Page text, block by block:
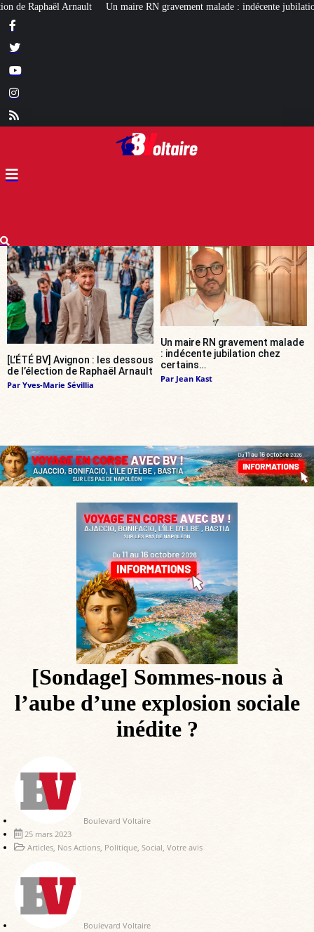
RN gravement malade : indécente jubilation chez certains… Affaire
[L’ÉTÉ BV] Avignon : les dessous
de l’élection de Raphaël Arnault
Par Yves-Marie Sévillia
Un maire RN gravement malade
: indécente jubilation chez
certains…
Par Jean Kast
[Sondage] Sommes-nous à
l’aube d’une explosion sociale
inédite ?
Boulevard Voltaire
25 mars 2023
Articles, Nos Actions, Politique, Social, Votre avis
Boulevard Voltaire